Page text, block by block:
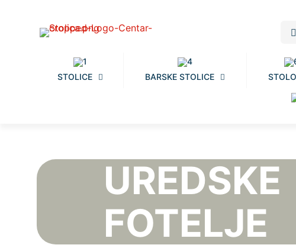
STOLICE BARSKE STOLICE
UREDSKE
FOTELJE